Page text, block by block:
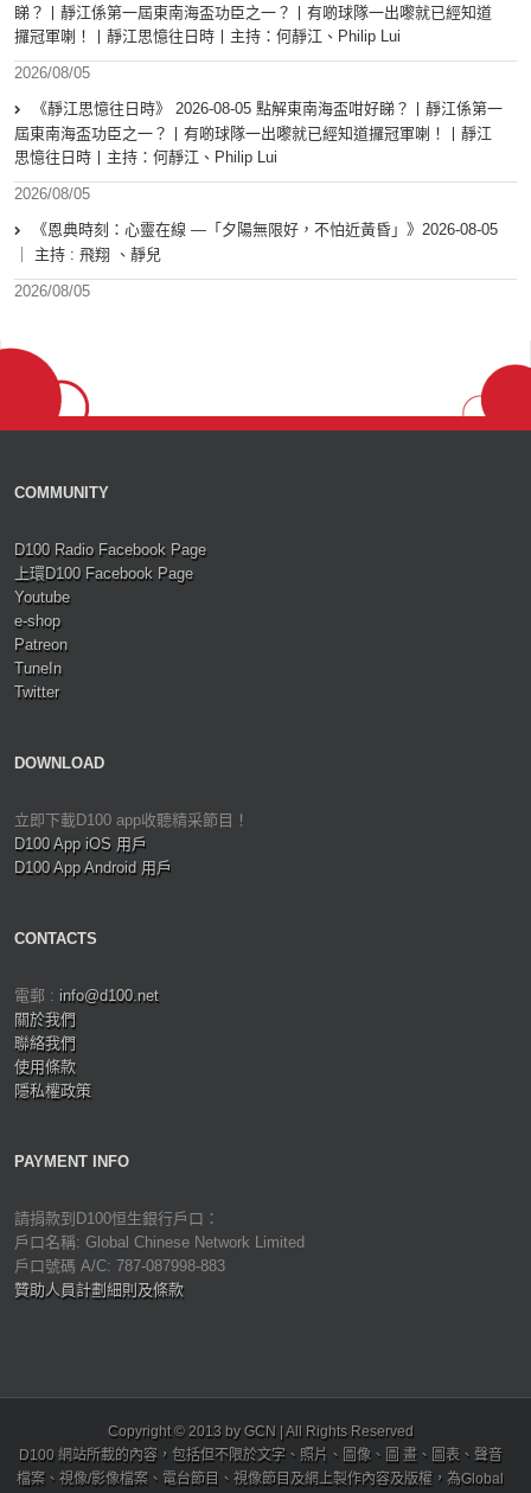
睇？丨靜江係第一屆東南海盃功臣之一？丨有啲球隊一出嚟就已經知道
攞冠軍喇！丨靜江思憶往日時丨主持：何靜江、Philip Lui
2026/08/05
《靜江思憶往日時》 2026-08-05 點解東南海盃咁好睇？丨靜江係第一
屆東南海盃功臣之一？丨有啲球隊一出嚟就已經知道攞冠軍喇！丨靜江
思憶往日時丨主持：何靜江、Philip Lui
2026/08/05
《恩典時刻：心靈在線 —「夕陽無限好，不怕近黃昏」》2026-08-05
｜ 主持 : 飛翔 、靜兒
2026/08/05
COMMUNITY
D100 Radio Facebook Page
上環D100 Facebook Page
Youtube
e-shop
Patreon
TuneIn
Twitter
DOWNLOAD
立即下載D100 app收聽精采節目！
D100 App iOS 用戶
D100 App Android 用戶
CONTACTS
電郵 : info@d100.net
關於我們
聯絡我們
使用條款
隱私權政策
PAYMENT INFO
請捐款到D100恒生銀行戶口：
戶口名稱: Global Chinese Network Limited
戶口號碼 A/C: 787-087998-883
贊助人員計劃細則及條款
Copyright © 2013 by GCN | All Rights Reserved
D100 網站所載的內容，包括但不限於文字、照片、圖像、圖 畫、圖表、聲音
檔案、視像/影像檔案、電台節目、視像節目及網上製作內容及版權，為Global